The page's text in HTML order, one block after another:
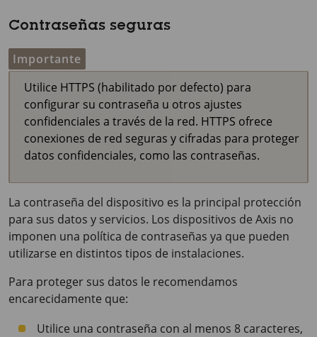
Contraseñas seguras
Importante
Utilice HTTPS (habilitado por defecto) para
configurar su contraseña u otros ajustes
confidenciales a través de la red. HTTPS ofrece
conexiones de red seguras y cifradas para proteger
datos confidenciales, como las contraseñas.
La contraseña del dispositivo es la principal protección
para sus datos y servicios. Los dispositivos de Axis no
imponen una política de contraseñas ya que pueden
utilizarse en distintos tipos de instalaciones.
Para proteger sus datos le recomendamos
encarecidamente que:
Utilice una contraseña con al menos 8 caracteres,